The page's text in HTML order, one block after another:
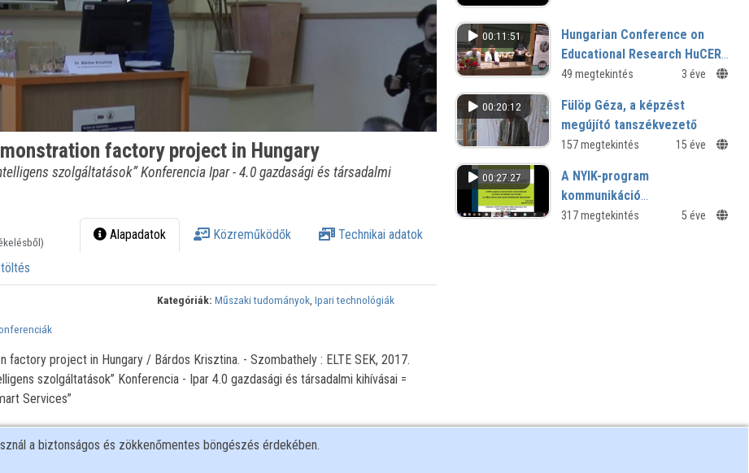
factory project in Hungary
szolgáltatások” Konferencia Ipar - 4.0 gazdasági és társadalmi
Alapadatok Közreműködők Technikai adatok
Kategóriák: Műszaki tudományok,Ipari technológiák
factory project in Hungary / Bárdos Krisztina. - Szombathely : ELTE SEK, 2017.
szolgáltatások” Konferencia - Ipar 4.0 gazdasági és társadalmi kihívásai =
Services”
00:11:51
Hungarian Conference on
Educational Research HuCER
2023 konferencia - megnyitó
49 megtekintés 3 éve
00:20:12
Fülöp Géza, a képzést
megújító tanszékvezető
MKE 40. vándorgyűlés - 2008
157 megtekintés 15 éve
00:27:27
A NYIK-program
kommunikáció
részterületének anyanyelv-
317 megtekintés 5 éve
a biztonságos és zökkenőmentes böngészés érdekében.